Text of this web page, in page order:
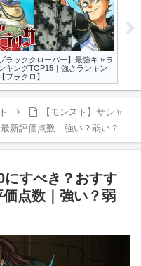
ブラッククローバー】最強キャラ
キングTOP15｜強さランキン
ブラクロ】
【モンスト】サシャ
新評価点数｜強い？弱い？
にすべき？おすす
点数｜強い？弱